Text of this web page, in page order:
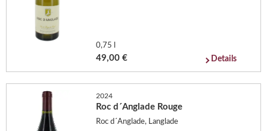
0,75 l
49,00 € Details
2024
Roc d´Anglade Rouge
Roc d´Anglade, Langlade